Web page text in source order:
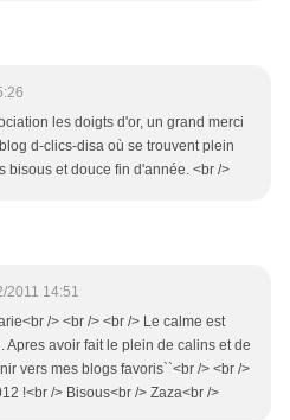
les doigts d'or, un grand merci
d-clics-disa où se trouvent plein
bisous et douce fin d'année. <br />
2011 14:51
/> <br /> <br /> Le calme est
Apres avoir fait le plein de calins et de
vers mes blogs favoris``<br /> <br />
!<br /> Bisous<br /> Zaza<br />